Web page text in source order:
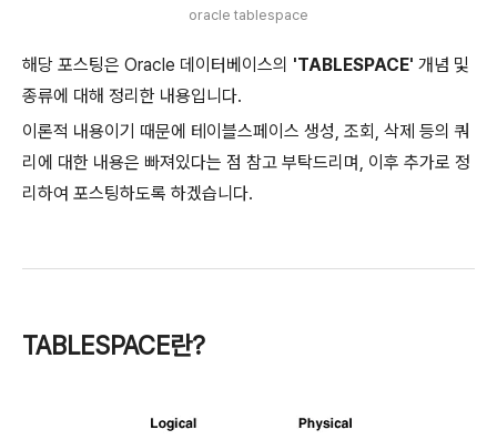
oracle tablespace
해당 포스팅은 Oracle 데이터베이스의 'TABLESPACE' 개념 및
종류에 대해 정리한 내용입니다.
이론적 내용이기 때문에 테이블스페이스 생성, 조회, 삭제 등의 쿼
리에 대한 내용은 빠져있다는 점 참고 부탁드리며, 이후 추가로 정
리하여 포스팅하도록 하겠습니다.
TABLESPACE란?